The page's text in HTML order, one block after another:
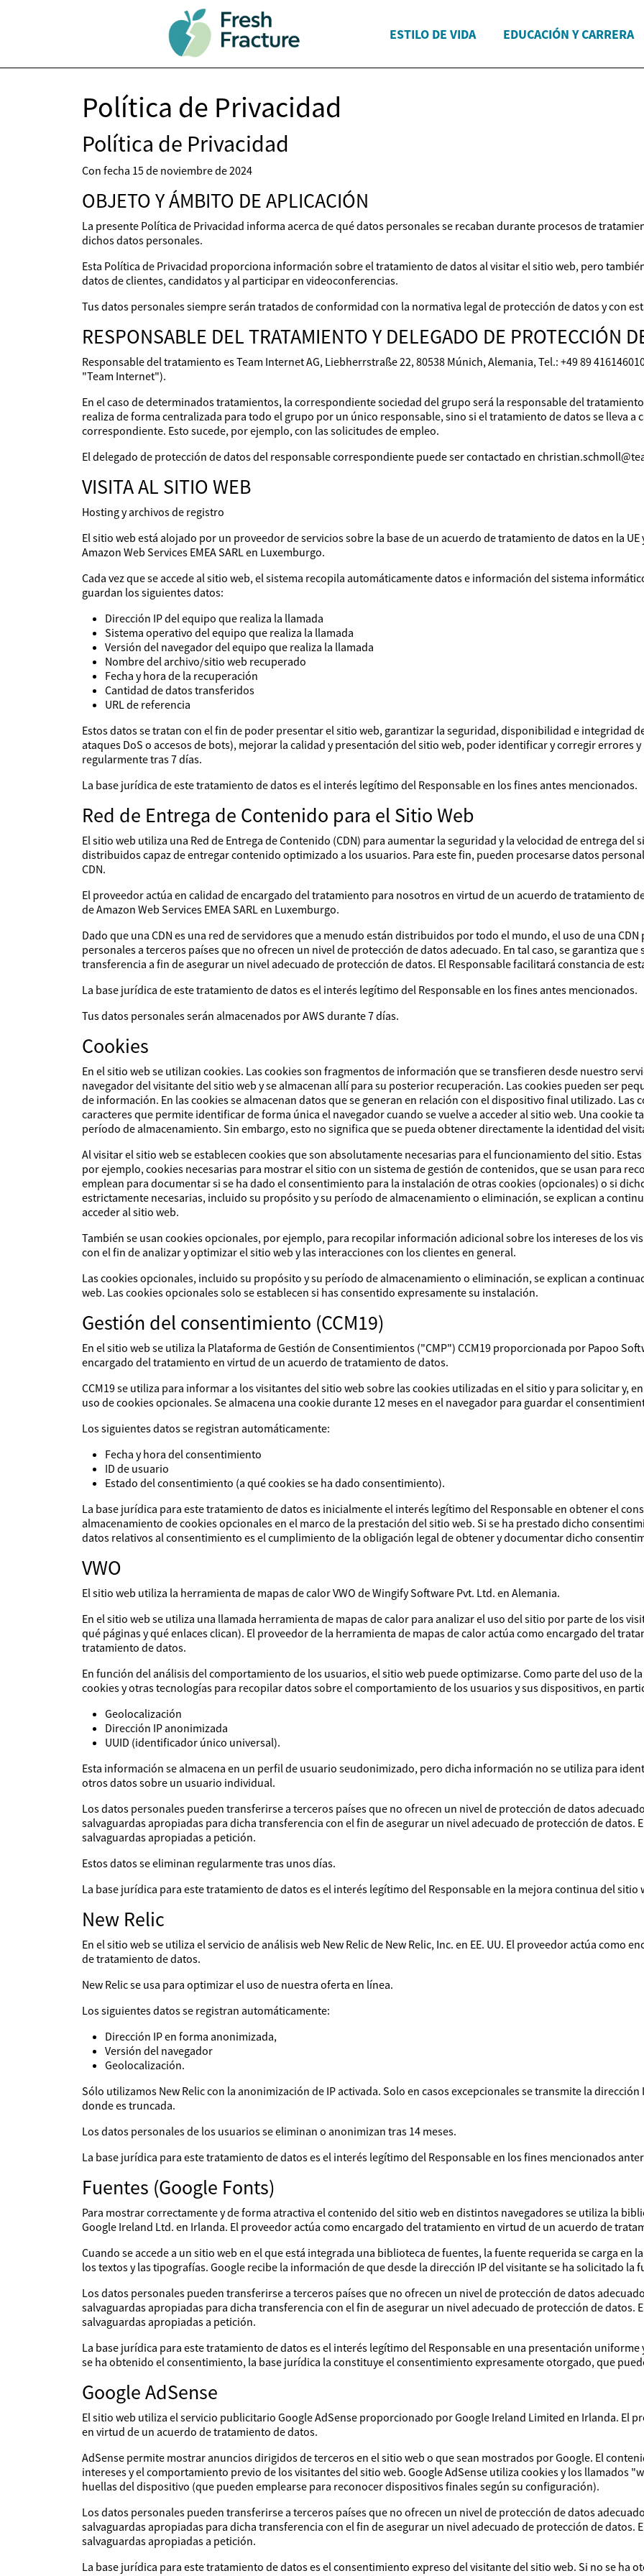
ESTILO DE VIDA EDUCACIÓN Y CARRERA
Política de Privacidad
Política de Privacidad
Con fecha 15 de noviembre de 2024
OBJETO Y ÁMBITO DE APLICACIÓN
La presente Política de Privacidad informa acerca de qué datos personales se recaban durante procesos de
dichos datos personales.
Esta Política de Privacidad proporciona información sobre el tratamiento de datos al visitar el sitio web, pero
datos de clientes, candidatos y al participar en videoconferencias.
Tus datos personales siempre serán tratados de conformidad con la normativa legal de protección de datos y con
RESPONSABLE DEL TRATAMIENTO Y DELEGADO DE PROTECCIÓN
Responsable del tratamiento es Team Internet AG, Liebherrstraße 22, 80538 Múnich, Alemania, Tel.: +49 89
"Team Internet").
En el caso de determinados tratamientos, la correspondiente sociedad del grupo será la responsable del
realiza de forma centralizada para todo el grupo por un único responsable, sino si el tratamiento de datos se lleva a
correspondiente. Esto sucede, por ejemplo, con las solicitudes de empleo.
El delegado de protección de datos del responsable correspondiente puede ser contactado en
VISITA AL SITIO WEB
Hosting y archivos de registro
El sitio web está alojado por un proveedor de servicios sobre la base de un acuerdo de tratamiento de datos en la
Amazon Web Services EMEA SARL en Luxemburgo.
Cada vez que se accede al sitio web, el sistema recopila automáticamente datos e información del sistema
guardan los siguientes datos:
Dirección IP del equipo que realiza la llamada
Sistema operativo del equipo que realiza la llamada
Versión del navegador del equipo que realiza la llamada
Nombre del archivo/sitio web recuperado
Fecha y hora de la recuperación
Cantidad de datos transferidos
URL de referencia
Estos datos se tratan con el fin de poder presentar el sitio web, garantizar la seguridad, disponibilidad e integridad
ataques DoS o accesos de bots), mejorar la calidad y presentación del sitio web, poder identificar y corregir errores
regularmente tras 7 días.
La base jurídica de este tratamiento de datos es el interés legítimo del Responsable en los fines antes mencionados.
Red de Entrega de Contenido para el Sitio Web
El sitio web utiliza una Red de Entrega de Contenido (CDN) para aumentar la seguridad y la velocidad de entrega del
distribuidos capaz de entregar contenido optimizado a los usuarios. Para este fin, pueden procesarse datos
CDN.
El proveedor actúa en calidad de encargado del tratamiento para nosotros en virtud de un acuerdo de tratamiento
de Amazon Web Services EMEA SARL en Luxemburgo.
Dado que una CDN es una red de servidores que a menudo están distribuidos por todo el mundo, el uso de una
personales a terceros países que no ofrecen un nivel de protección de datos adecuado. En tal caso, se garantiza
transferencia a fin de asegurar un nivel adecuado de protección de datos. El Responsable facilitará constancia de
La base jurídica de este tratamiento de datos es el interés legítimo del Responsable en los fines antes mencionados.
Tus datos personales serán almacenados por AWS durante 7 días.
Cookies
En el sitio web se utilizan cookies. Las cookies son fragmentos de información que se transfieren desde nuestro
navegador del visitante del sitio web y se almacenan allí para su posterior recuperación. Las cookies pueden ser
de información. En las cookies se almacenan datos que se generan en relación con el dispositivo final utilizado. Las
caracteres que permite identificar de forma única el navegador cuando se vuelve a acceder al sitio web. Una cookie
período de almacenamiento. Sin embargo, esto no significa que se pueda obtener directamente la identidad del
Al visitar el sitio web se establecen cookies que son absolutamente necesarias para el funcionamiento del sitio.
por ejemplo, cookies necesarias para mostrar el sitio con un sistema de gestión de contenidos, que se usan para
emplean para documentar si se ha dado el consentimiento para la instalación de otras cookies (opcionales) o si
estrictamente necesarias, incluido su propósito y su período de almacenamiento o eliminación, se explican a
acceder al sitio web.
También se usan cookies opcionales, por ejemplo, para recopilar información adicional sobre los intereses de los
con el fin de analizar y optimizar el sitio web y las interacciones con los clientes en general.
Las cookies opcionales, incluido su propósito y su período de almacenamiento o eliminación, se explican a
web. Las cookies opcionales solo se establecen si has consentido expresamente su instalación.
Gestión del consentimiento (CCM19)
En el sitio web se utiliza la Plataforma de Gestión de Consentimientos ("CMP") CCM19 proporcionada por Papoo
encargado del tratamiento en virtud de un acuerdo de tratamiento de datos.
CCM19 se utiliza para informar a los visitantes del sitio web sobre las cookies utilizadas en el sitio y para solicitar y,
uso de cookies opcionales. Se almacena una cookie durante 12 meses en el navegador para guardar el
Los siguientes datos se registran automáticamente:
Fecha y hora del consentimiento
ID de usuario
Estado del consentimiento (a qué cookies se ha dado consentimiento).
La base jurídica para este tratamiento de datos es inicialmente el interés legítimo del Responsable en obtener el
almacenamiento de cookies opcionales en el marco de la prestación del sitio web. Si se ha prestado dicho
datos relativos al consentimiento es el cumplimiento de la obligación legal de obtener y documentar dicho
VWO
El sitio web utiliza la herramienta de mapas de calor VWO de Wingify Software Pvt. Ltd. en Alemania.
En el sitio web se utiliza una llamada herramienta de mapas de calor para analizar el uso del sitio por parte de los
qué páginas y qué enlaces clican). El proveedor de la herramienta de mapas de calor actúa como encargado del
tratamiento de datos.
En función del análisis del comportamiento de los usuarios, el sitio web puede optimizarse. Como parte del uso de
cookies y otras tecnologías para recopilar datos sobre el comportamiento de los usuarios y sus dispositivos, en
Geolocalización
Dirección IP anonimizada
UUID (identificador único universal).
Esta información se almacena en un perfil de usuario seudonimizado, pero dicha información no se utiliza para
otros datos sobre un usuario individual.
Los datos personales pueden transferirse a terceros países que no ofrecen un nivel de protección de datos
salvaguardas apropiadas para dicha transferencia con el fin de asegurar un nivel adecuado de protección de datos.
salvaguardas apropiadas a petición.
Estos datos se eliminan regularmente tras unos días.
La base jurídica para este tratamiento de datos es el interés legítimo del Responsable en la mejora continua del
New Relic
En el sitio web se utiliza el servicio de análisis web New Relic de New Relic, Inc. en EE. UU. El proveedor actúa como
de tratamiento de datos.
New Relic se usa para optimizar el uso de nuestra oferta en línea.
Los siguientes datos se registran automáticamente:
Dirección IP en forma anonimizada,
Versión del navegador
Geolocalización.
Sólo utilizamos New Relic con la anonimización de IP activada. Solo en casos excepcionales se transmite la dirección
donde es truncada.
Los datos personales de los usuarios se eliminan o anonimizan tras 14 meses.
La base jurídica para este tratamiento de datos es el interés legítimo del Responsable en los fines mencionados
Fuentes (Google Fonts)
Para mostrar correctamente y de forma atractiva el contenido del sitio web en distintos navegadores se utiliza la
Google Ireland Ltd. en Irlanda. El proveedor actúa como encargado del tratamiento en virtud de un acuerdo de
Cuando se accede a un sitio web en el que está integrada una biblioteca de fuentes, la fuente requerida se carga en
los textos y las tipografías. Google recibe la información de que desde la dirección IP del visitante se ha solicitado la
Los datos personales pueden transferirse a terceros países que no ofrecen un nivel de protección de datos
salvaguardas apropiadas para dicha transferencia con el fin de asegurar un nivel adecuado de protección de datos.
salvaguardas apropiadas a petición.
La base jurídica para este tratamiento de datos es el interés legítimo del Responsable en una presentación
se ha obtenido el consentimiento, la base jurídica la constituye el consentimiento expresamente otorgado, que
Google AdSense
El sitio web utiliza el servicio publicitario Google AdSense proporcionado por Google Ireland Limited en Irlanda. El
en virtud de un acuerdo de tratamiento de datos.
AdSense permite mostrar anuncios dirigidos de terceros en el sitio web o que sean mostrados por Google. El
intereses y el comportamiento previo de los visitantes del sitio web. Google AdSense utiliza cookies y los llamados
huellas del dispositivo (que pueden emplearse para reconocer dispositivos finales según su configuración).
Los datos personales pueden transferirse a terceros países que no ofrecen un nivel de protección de datos
salvaguardas apropiadas para dicha transferencia con el fin de asegurar un nivel adecuado de protección de datos.
salvaguardas apropiadas a petición.
La base jurídica para este tratamiento de datos es el consentimiento expreso del visitante del sitio web. Si no se ha